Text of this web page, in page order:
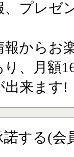
プレゼ
からお
、月額
出来ます!
諾する(会